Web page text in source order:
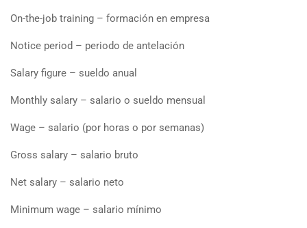
On-the-job training – formación en empresa
Notice period – periodo de antelación
Salary figure – sueldo anual
Monthly salary – salario o sueldo mensual
Wage – salario (por horas o por semanas)
Gross salary – salario bruto
Net salary – salario neto
Minimum wage – salario mínimo